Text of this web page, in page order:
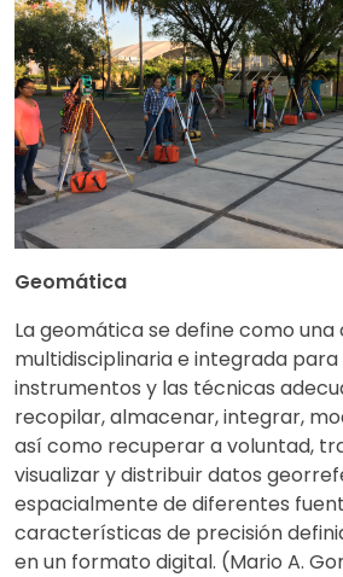
Geomática
La geomática se define como una
multidisciplinaria e integrada
instrumentos y las técnicas
recopilar, almacenar, integrar,
así como recuperar a voluntad,
visualizar y distribuir datos
espacialmente de diferentes
características de precisión
en un formato digital. (Mario A.